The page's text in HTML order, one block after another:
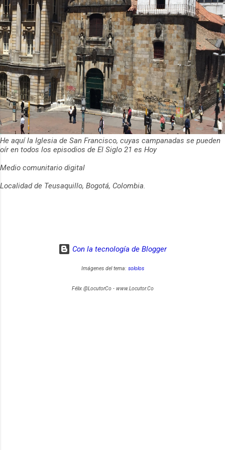
He aquí la Iglesia de San Francisco, cuyas campanadas se pueden
oír en todos los episodios de El Siglo 21 es Hoy
Medio comunitario digital
Localidad de Teusaquillo, Bogotá, Colombia.
Con la tecnología de Blogger
Imágenes del tema: sololos
Félix @LocutorCo - www.Locutor.Co